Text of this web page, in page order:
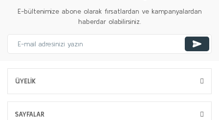
E-bültenimize abone olarak fırsatlardan ve kampanyalardan
haberdar olabilirsiniz.
ÜYELİK
SAYFALAR